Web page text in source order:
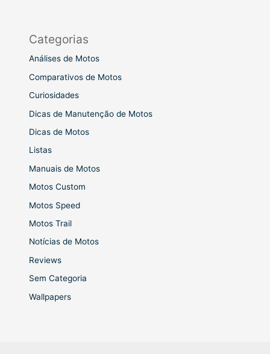
Categorias
Análises de Motos
Comparativos de Motos
Curiosidades
Dicas de Manutenção de Motos
Dicas de Motos
Listas
Manuais de Motos
Motos Custom
Motos Speed
Motos Trail
Notícias de Motos
Reviews
Sem Categoria
Wallpapers